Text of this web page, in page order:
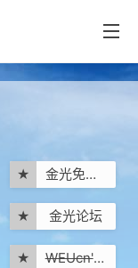
★ 金光免费空间站
★ 金光论坛
★ WEUcn's Blog